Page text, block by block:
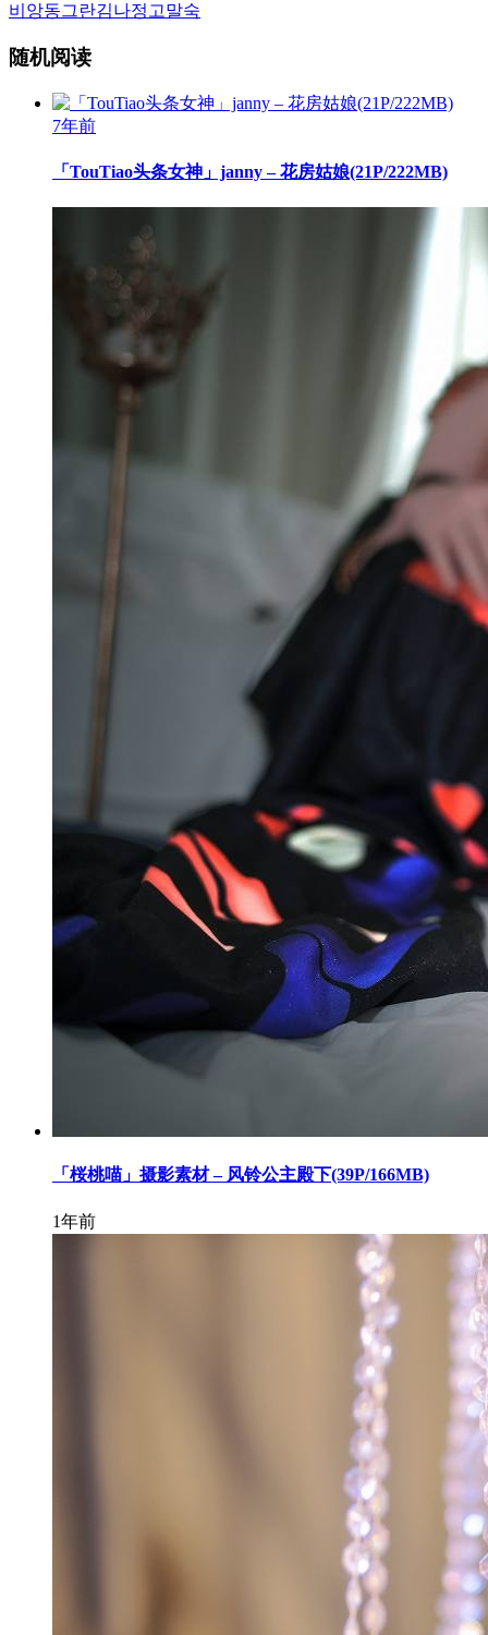
비앙동그란김나정 고말숙
随机阅读
7年前
「TouTiao头条女神」janny – 花房姑娘(21P/222MB)
「桜桃喵」摄影素材 – 风铃公主殿下(39P/166MB)
1年前